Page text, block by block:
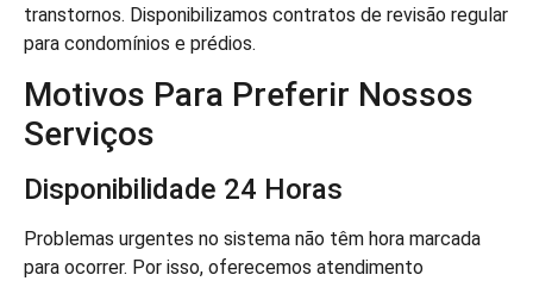
transtornos. Disponibilizamos contratos de revisão regular
para condomínios e prédios.
Motivos Para Preferir Nossos
Serviços
Disponibilidade 24 Horas
Problemas urgentes no sistema não têm hora marcada
para ocorrer. Por isso, oferecemos atendimento